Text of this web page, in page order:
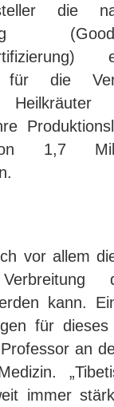
die
(Good-
für die
1,7
vor allem
kann.
für
an
immer